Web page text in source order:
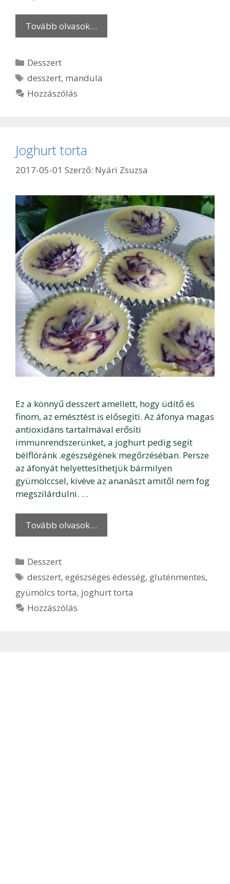
Tovább olvasok…
Kategória
Desszert
Címkék
desszert, mandula
Hozzászólás
Joghurt torta
2017-05-01 Szerző: Nyári Zsuzsa
Ez a könnyű desszert amellett, hogy üdítő és
finom, az emésztést is elősegíti. Az áfonya magas
antioxidáns tartalmával erősíti
immunrendszerünket, a joghurt pedig segít
bélflóránk .egészségének megőrzéséban. Persze
az áfonyát helyettesíthetjük bármilyen
gyümölccsel, kivéve az ananászt amitől nem fog
megszilárdulni. …
Tovább olvasok…
Kategória
Desszert
Címkék
desszert,egészséges édesség, gluténmentes,
gyümölcs torta, joghurt torta
Hozzászólás